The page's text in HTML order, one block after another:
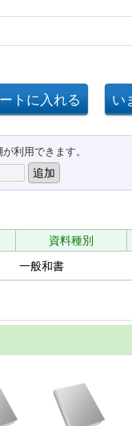
利用できます。
資料種別
一般和書